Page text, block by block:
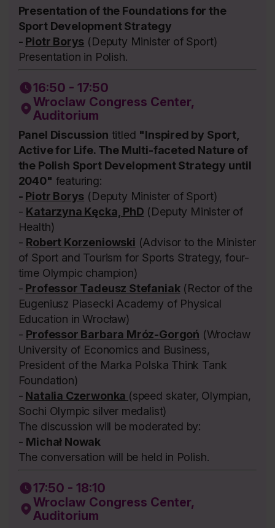
Presentation of the Foundations for the
Sport Development Strategy
- Piotr Borys (Deputy Minister of Sport)
Presentation in Polish.
16:50 - 17:50
Wroclaw Congress Center,
Auditorium
Panel Discussion titled "Inspired by Sport,
Active for Life. The Multi-faceted Nature of
the Polish Sport Development Strategy until
2040" featuring:
- Piotr Borys (Deputy Minister of Sport)
- Katarzyna Kęcka, PhD (Deputy Minister of
Health)
- Robert Korzeniowski (Advisor to the Minister
of Sport and Tourism for Sports Strategy, four-
time Olympic champion)
- Professor Tadeusz Stefaniak(Rector of the
Eugeniusz Piasecki Academy of Physical
Education in Wrocław)
- Professor Barbara Mróz-Gorgoń (Wrocław
University of Economics and Business,
President of the Marka Polska Think Tank
Foundation)
- Natalia Czerwonka (speed skater, Olympian,
Sochi Olympic silver medalist)
The discussion will be moderated by:
- Michał Nowak
The conversation will be held in Polish.
17:50 - 18:10
Wroclaw Congress Center,
Auditorium